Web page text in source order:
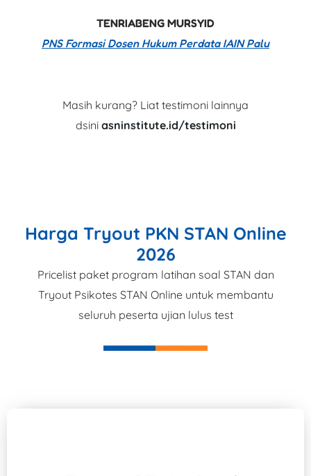
TENRIABENG MURSYID
PNS Formasi Dosen Hukum Perdata IAIN Palu
Masih kurang? Liat testimoni lainnya
dsini asninstitute.id/testimoni
Harga Tryout PKN STAN Online
2026
Pricelist paket program latihan soal STAN dan
Tryout Psikotes STAN Online untuk membantu
seluruh peserta ujian lulus test